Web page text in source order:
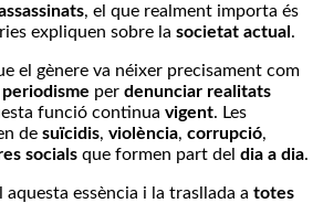
, el que realment importa és
expliquen sobre la societat actual .
el gènere va néixer precisament com
per denunciar realitats
funció continua vigent. Les
de suïcidis, violència, corrupció,
socials que formen part del dia a dia.
aquesta essència i la trasllada a totes